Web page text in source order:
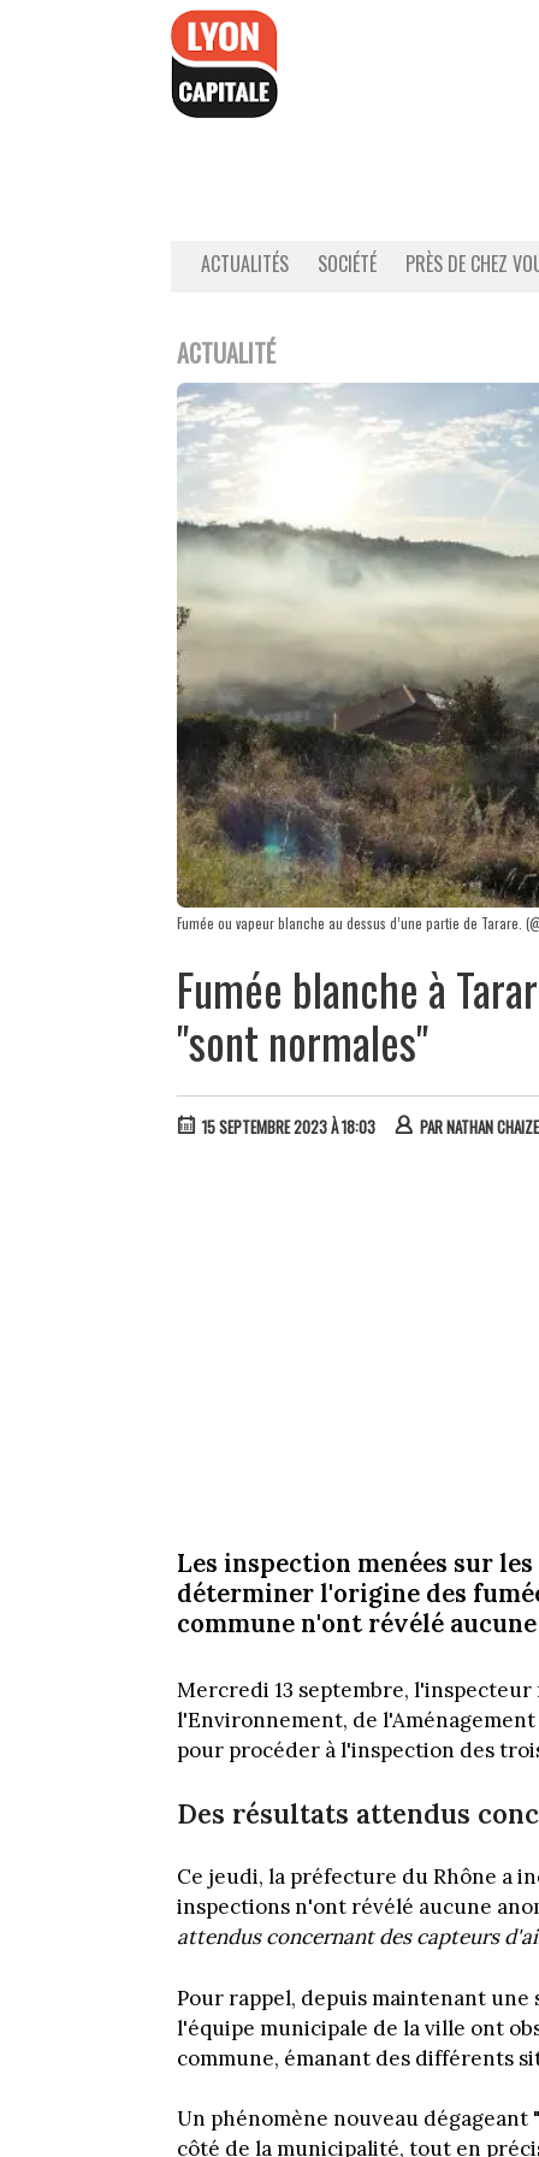
ACTUALITÉS SOCIÉTÉ PRÈS DE CHEZ
ACTUALITÉ
Fumée ou vapeur blanche au dessus d’une partie de Tarare.
Fumée blanche à
"sont normales"
15 SEPTEMBRE 2023 À 18:03 PARNATHAN CHAIZE
Les inspection menées sur
déterminer l'origine des
commune n'ont révélé
Mercredi 13 septembre,
l'Environnement, de
pour procéder à l'inspection des
Des résultats attendus
Ce jeudi, la préfecture du Rhône a
inspections n'ont révélé aucune
attendus concernant des capteurs
Pour rappel, depuis maintenant une
l'équipe municipale de la ville ont
commune, émanant des différents
Un phénomène nouveau dégageant "
côté de la municipalité, tout en